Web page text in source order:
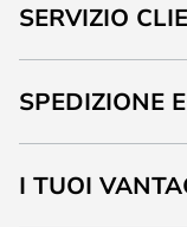
SERVIZIO
SPEDIZIONE
I TUOI